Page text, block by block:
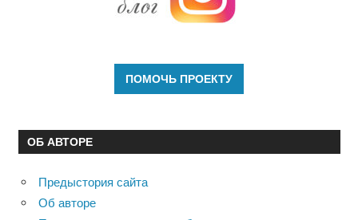
ОБ АВТОРЕ
Предыстория сайта
Об авторе